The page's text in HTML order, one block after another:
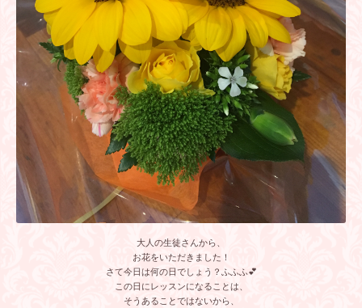
大人の生徒さんから、
お花をいただきました！
さて今日は何の日でしょう？ふふふ💕
この日にレッスンになることは、
そうあることではないから、